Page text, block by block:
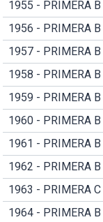
1955 - PRIMERA B
1956 - PRIMERA B
1957 - PRIMERA B
1958 - PRIMERA B
1959 - PRIMERA B
1960 - PRIMERA B
1961 - PRIMERA B
1962 - PRIMERA B
1963 - PRIMERA C
1964 - PRIMERA B